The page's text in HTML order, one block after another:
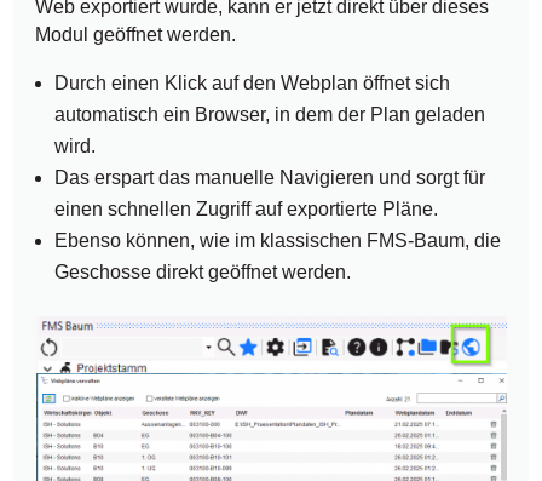
Web exportiert wurde, kann er jetzt direkt über dieses
Modul geöffnet werden.
Durch einen Klick auf den Webplan öffnet sich
automatisch ein Browser, in dem der Plan geladen
wird.
Das erspart das manuelle Navigieren und sorgt für
einen schnellen Zugriff auf exportierte Pläne.
Ebenso können, wie im klassischen FMS-Baum, die
Geschosse direkt geöffnet werden.